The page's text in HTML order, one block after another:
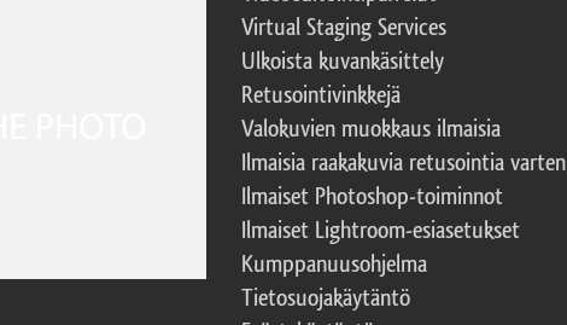
Virtual Staging Services
Ulkoista kuvankäsittely
Retusointivinkkejä
Valokuvien muokkaus ilmaisia
Ilmaisia raakakuvia retusointia varten
Ilmaiset Photoshop-toiminnot
Ilmaiset Lightroom-esiasetukset
Kumppanuusohjelma
Tietosuojakäytäntö